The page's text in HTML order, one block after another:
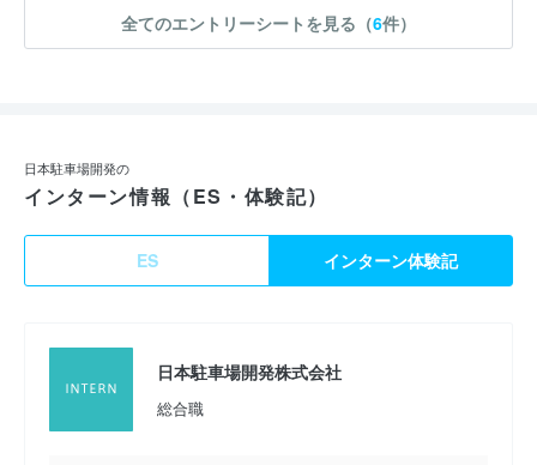
全てのエントリーシートを見る（6件）
日本駐車場開発の
インターン情報（ES・体験記）
ES インターン体験記
日本駐車場開発株式会社
総合職